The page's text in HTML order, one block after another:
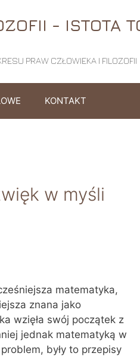
- ISTOTA
PRAW CZŁOWIEKA I FILOZOFII
KONTAKT
w myśli
matematyka,
znana jako
wzięła swój początek z
jednak matematyką w
były to przepisy